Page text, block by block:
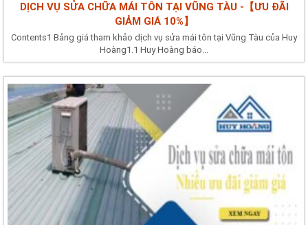
DỊCH VỤ SỬA CHỮA MÁI TÔN TẠI VŨNG TÀU -【ƯU ĐÃI
GIẢM GIÁ 10%】
Contents1 Bảng giá tham khảo dịch vụ sửa mái tôn tại Vũng Tàu của Huy
Hoàng1.1 Huy Hoàng báo...